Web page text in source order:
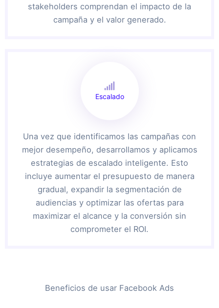
stakeholders comprendan el impacto de la
campaña y el valor generado.
Escalado
Una vez que identificamos las campañas con
mejor desempeño, desarrollamos y aplicamos
estrategias de escalado inteligente. Esto
incluye aumentar el presupuesto de manera
gradual, expandir la segmentación de
audiencias y optimizar las ofertas para
maximizar el alcance y la conversión sin
comprometer el ROI.
Beneficios de usar Facebook Ads